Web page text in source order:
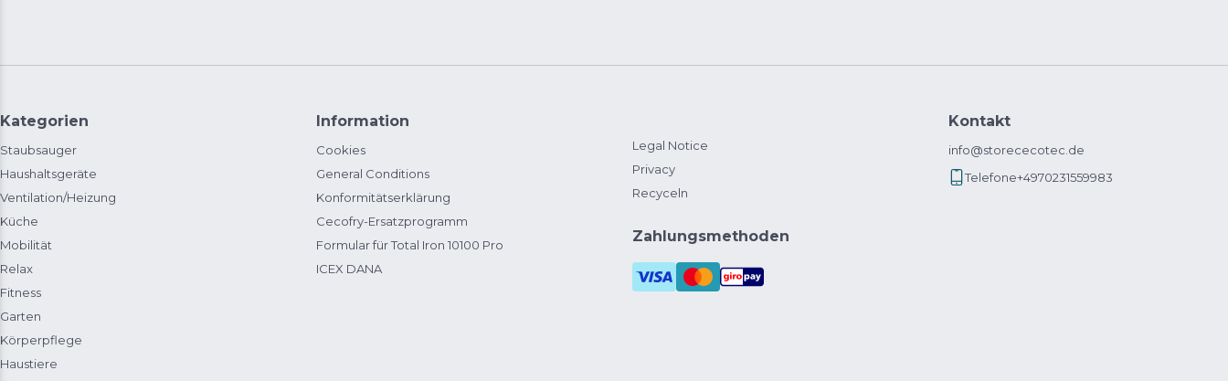
Kategorien
Staubsauger
Haushaltsgeräte
Ventilation/Heizung
Küche
Mobilität
Relax
Fitness
Garten
Körperpflege
Haustiere
Information
Cookies
General Conditions
Konformitätserklärung
Cecofry-Ersatzprogramm
Formular für Total Iron 10100 Pro
ICEX DANA
Legal Notice
Privacy
Recyceln
Zahlungsmethoden
Kontakt
info@storececotec.de
Telefone+4970231559983